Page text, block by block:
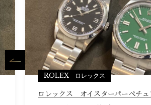
ROLEX ロレックス
ロレックス オイスターパーペチ